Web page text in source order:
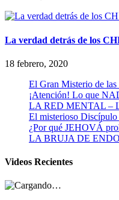
La verdad detrás de los
18 febrero, 2020
El Gran Misterio de
¡Atención! Lo que
LA RED MENTAL –
El misterioso Discípulo
¿Por qué JEHOVÁ
LA BRUJA DE
Videos Recientes